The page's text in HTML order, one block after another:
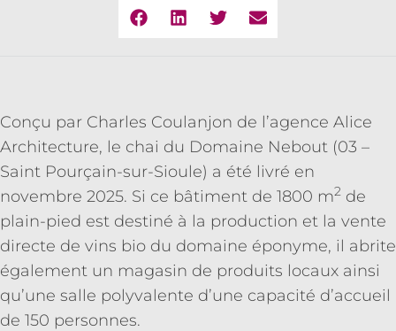
Conçu par Charles Coulanjon de l’agence Alice
Architecture, le chai du Domaine Nebout (03 –
Saint Pourçain-sur-Sioule) a été livré en
novembre 2025. Si ce bâtiment de 1800 m2 de
plain-pied est destiné à la production et la vente
directe de vins bio du domaine éponyme, il abrite
également un magasin de produits locaux ainsi
qu’une salle polyvalente d’une capacité d’accueil
de 150 personnes.